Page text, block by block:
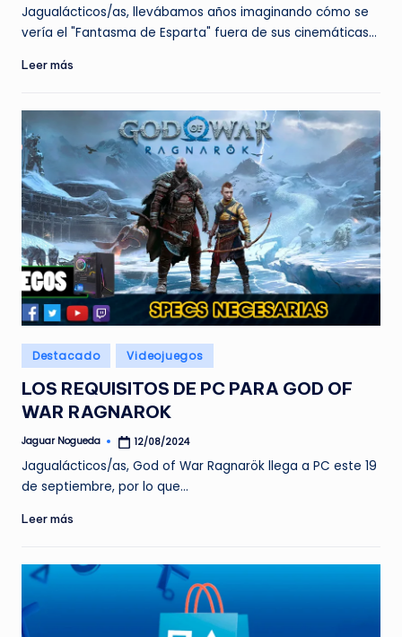
Jagualácticos/as, llevábamos años imaginando cómo se
vería el "Fantasma de Esparta" fuera de sus cinemáticas…
Leer más
Publicado
en
Destacado Videojuegos
LOS REQUISITOS DE PC PARA GOD OF
WAR RAGNAROK
Publicado
Jaguar Nogueda 12/08/2024
Jagualácticos/as, God of War Ragnarök llega a PC este 19
de septiembre, por lo que…
Leer más